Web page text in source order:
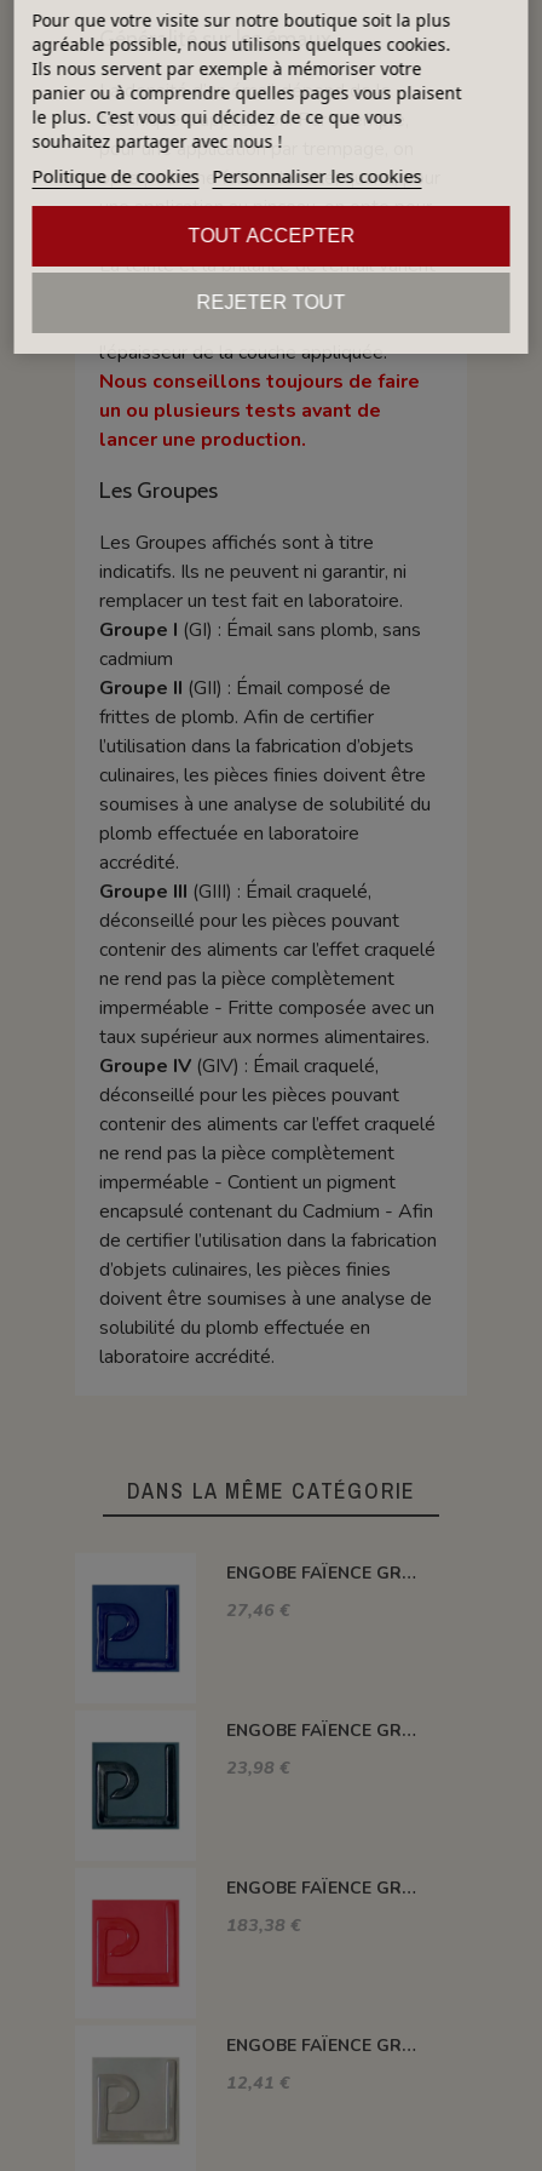
Généralité sur les émaux
La densité d’un émail dépend de la
technique d'application. Par exemple,
pour une application par trempage, on
opte pour une faible densité, quand, pour
une application au pinceau, on opte pour
une densité forte.
La teinte et la brillance de l'émail varient
selon la couleur de la terre et/ou la
l'épaisseur de la couche appliquée.
Nous conseillons toujours de faire
un ou plusieurs tests avant de
lancer une production.
Les Groupes
Les Groupes affichés sont à titre
indicatifs. Ils ne peuvent ni garantir, ni
remplacer un test fait en laboratoire.
Groupe I (GI) : Émail sans plomb, sans
cadmium
Groupe II (GII) : Émail composé de
frittes de plomb. Afin de certifier
l’utilisation dans la fabrication d’objets
culinaires, les pièces finies doivent être
soumises à une analyse de solubilité du
plomb effectuée en laboratoire
accrédité.
Groupe III (GIII) : Émail craquelé,
déconseillé pour les pièces pouvant
contenir des aliments car l’effet craquelé
ne rend pas la pièce complètement
imperméable - Fritte composée avec un
taux supérieur aux normes alimentaires.
Groupe IV(GIV) : Émail craquelé,
déconseillé pour les pièces pouvant
contenir des aliments car l’effet craquelé
ne rend pas la pièce complètement
imperméable - Contient un pigment
encapsulé contenant du Cadmium - Afin
de certifier l’utilisation dans la fabrication
d’objets culinaires, les pièces finies
doivent être soumises à une analyse de
solubilité du plomb effectuée en
laboratoire accrédité.
DANS LA MÊME CATÉGORIE
ENGOBE FAÏENCE GRÈS & PORCELAINE SANS PLOMB BLEU COBALT EASP14
27,46 €
ENGOBE FAÏENCE GRÈS & PORCELAINE SANS PLOMB BLEU GRIS EASP11
23,98 €
ENGOBE FAÏENCE GRÈS & PORCELAINE SANS PLOMB ROUGE EASP06
183,38 €
ENGOBE FAÏENCE GRÈS & PORCELAINE SANS PLOMB GRIS EASP15
12,41 €
Pour que votre visite sur notre boutique soit la plus
agréable possible, nous utilisons quelques cookies.
Ils nous servent par exemple à mémoriser votre
panier ou à comprendre quelles pages vous plaisent
le plus. C'est vous qui décidez de ce que vous
souhaitez partager avec nous !
Politique de cookies Personnaliser les cookies
REJETER TOUT
TOUT ACCEPTER